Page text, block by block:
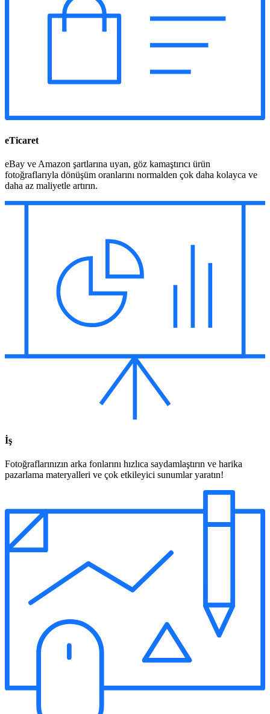
eTicaret
eBay ve Amazon şartlarına uyan, göz kamaştırıcı ürün
fotoğraflarıyla dönüşüm oranlarını normalden çok daha kolayca ve
daha az maliyetle artırın.
İş
Fotoğraflarınızın arka fonlarını hızlıca saydamlaştırın ve harika
pazarlama materyalleri ve çok etkileyici sunumlar yaratın!